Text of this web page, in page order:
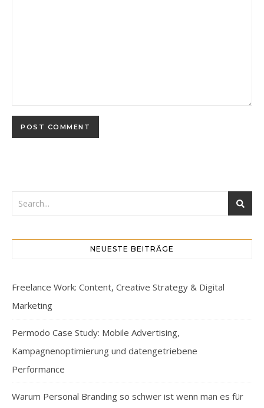
NEUESTE BEITRÄGE
Freelance Work: Content, Creative Strategy & Digital
Marketing
Permodo Case Study: Mobile Advertising,
Kampagnenoptimierung und datengetriebene
Performance
Warum Personal Branding so schwer ist wenn man es für